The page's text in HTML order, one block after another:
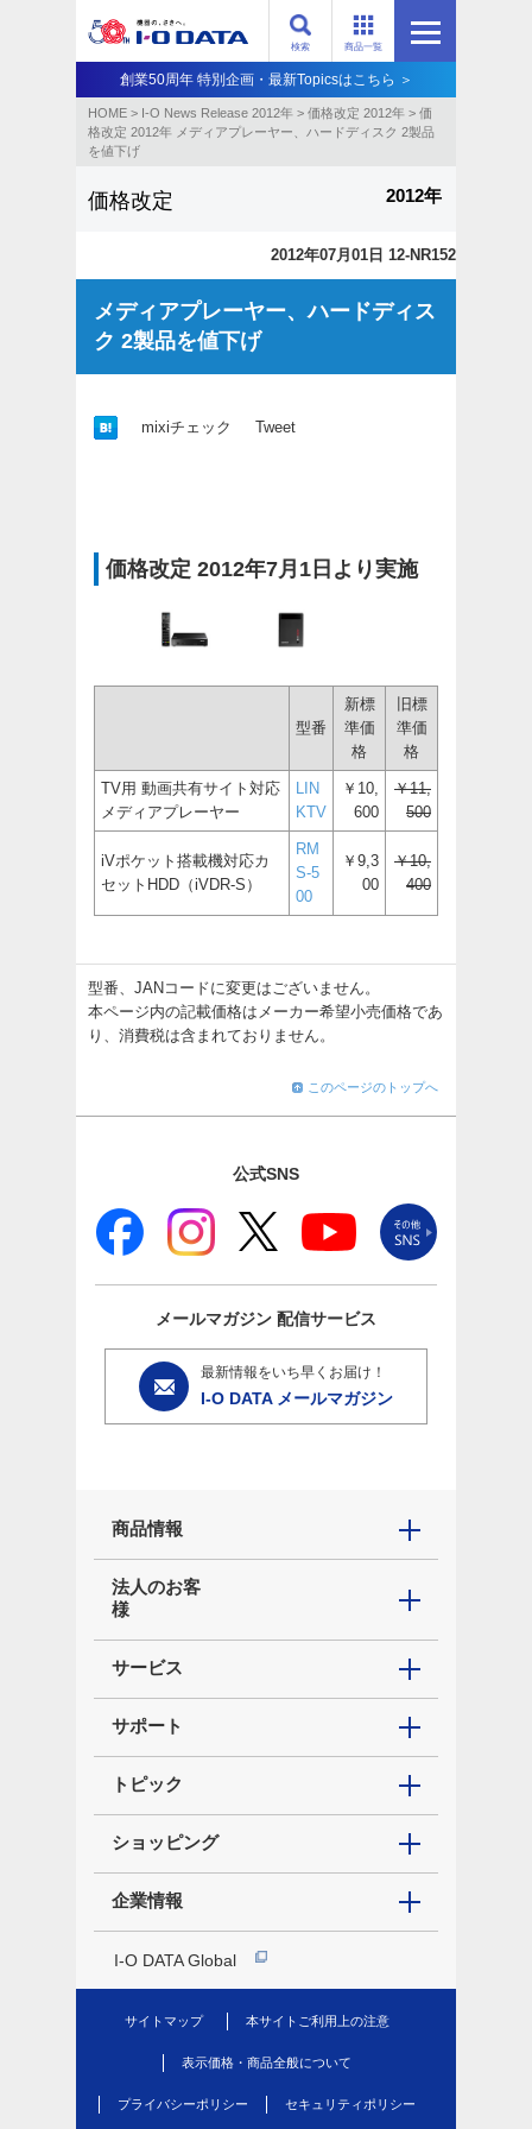
商品一覧
検索
創業50周年 特別企画・最新Topicsはこちら ＞
HOME > I-O News Release 2012年 > 価格改定 2012年 > 価
格改定 2012年 メディアプレーヤー、ハードディスク 2製品
を値下げ
価格改定 2012年
2012年07月01日 12-NR152
メディアプレーヤー、ハードディス
ク 2製品を値下げ
mixiチェック Tweet
価格改定 2012年7月1日より実施
型番
新標
準価
格
旧標
準価
格
TV用 動画共有サイト対応
メディアプレーヤー
LIN
KTV
￥10,
600
￥11,
500
iVポケット搭載機対応カ
セットHDD（iVDR-S）
RM
S-5
00
￥9,3
00
￥10,
400
型番、JANコードに変更はございません。
本ページ内の記載価格はメーカー希望小売価格であ
り、消費税は含まれておりません。
このページのトップへ
公式SNS
メールマガジン 配信サービス
最新情報をいち早くお届け！
I-O DATA メールマガジン
商品情報
法人のお客
様
サービス
サポート
トピック
ショッピング
企業情報
I-O DATA Global
サイトマップ 本サイトご利用上の注意
表示価格・商品全般について
プライバシーポリシー セキュリティポリシー